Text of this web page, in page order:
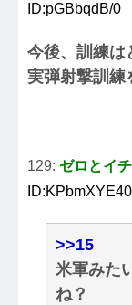
ID:pGBbqdB/0
今後、訓練は
実弾射撃訓練
129: ゼロとイ
ID:KPbmXYE40
>>15
米軍みた
ね？